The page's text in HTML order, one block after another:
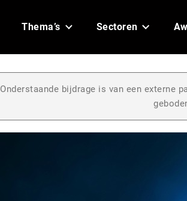
Thema’s Sectoren
Onderstaande bijdrage is van een externe